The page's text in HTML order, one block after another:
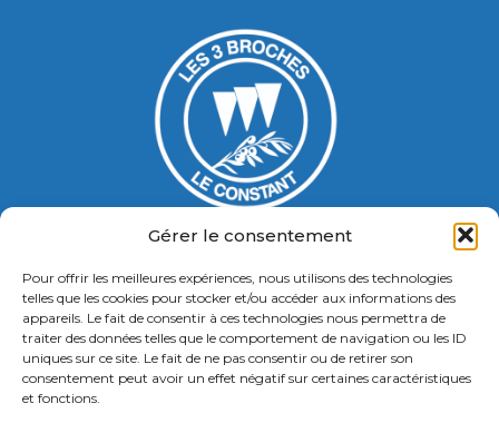
Gérer le consentement
Pour offrir les meilleures expériences, nous utilisons des technologies
telles que les cookies pour stocker et/ou accéder aux informations des
appareils. Le fait de consentir à ces technologies nous permettra de
traiter des données telles que le comportement de navigation ou les ID
uniques sur ce site. Le fait de ne pas consentir ou de retirer son
consentement peut avoir un effet négatif sur certaines caractéristiques
et fonctions.
Gymnase Jacques Ducasse
5 Bd Chastenet de Géry
Contact : 01 46 58 49 88